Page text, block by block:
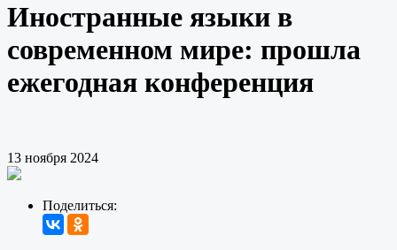
Иностранные языки в
современном мире: прошла
ежегодная конференция
13 ноября 2024
Поделиться: